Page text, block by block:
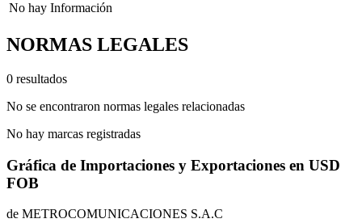
No hay Información
NORMAS LEGALES
0 resultados
No se encontraron normas legales relacionadas
No hay marcas registradas
Gráfica de Importaciones y Exportaciones en USD
FOB
de METROCOMUNICACIONES S.A.C